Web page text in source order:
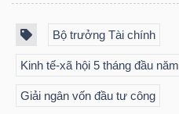
Bộ trưởng Tài chính
Kinh tế-xã hội 5 tháng đầu năm
Giải ngân vốn đầu tư công
Dịch
(-)